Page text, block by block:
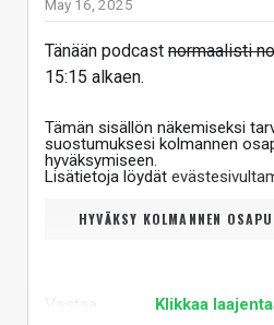
May 16, 2025
Tänään podcast normaalisti
15:15 alkaen.
Tämän sisällön näkemiseksi
suostumuksesi kolmannen
hyväksymiseen.
Lisätietoja löydät
HYVÄKSY KOLMANNEN
Klikkaa